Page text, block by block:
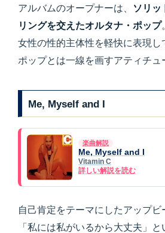
アルバムのオープナーは、
ソリッ
リングを交えたオルタナ・ポップ
女性の性的主体性を軽快に表現し
ポップとは一線を画すアティチュ
Me, Myself and I
楽曲解説
Me, Myself and I
Vitamin C
詳しい解説を読む
自己肯定をテーマにしたアップビ
「私には私がいるから大丈夫」と